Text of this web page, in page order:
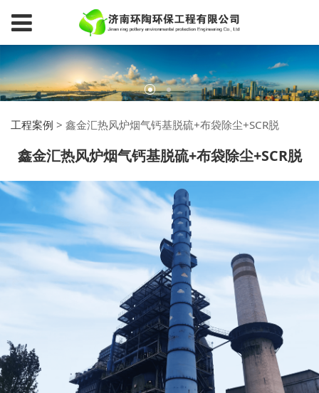
工程案例 >鑫金汇热风炉烟气钙基脱硫+布袋除尘+SCR脱
鑫金汇热风炉烟气钙基脱硫+布袋除尘+SCR脱